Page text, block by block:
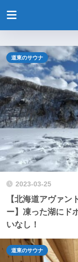
2023-03-25
【北海道アヴァ
ー】凍った湖にド
いなし！
道東のサウナ
道東のサウナ